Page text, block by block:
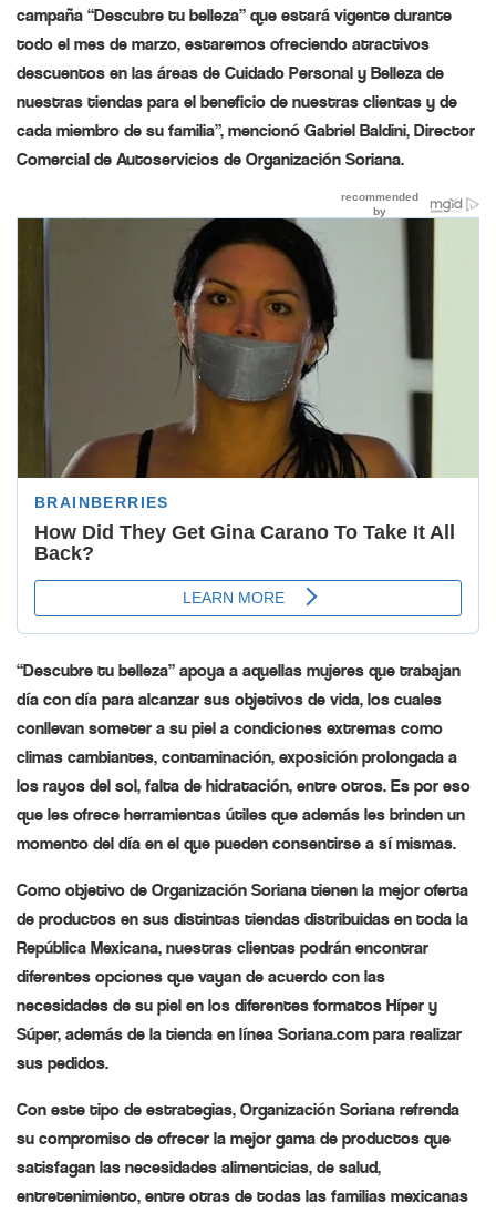
campaña “Descubre tu belleza” que estará vigente durante
todo el mes de marzo, estaremos ofreciendo atractivos
descuentos en las áreas de Cuidado Personal y Belleza de
nuestras tiendas para el beneficio de nuestras clientas y de
cada miembro de su familia”, mencionó Gabriel Baldini, Director
Comercial de Autoservicios de Organización Soriana.
“Descubre tu belleza” apoya a aquellas mujeres que trabajan
día con día para alcanzar sus objetivos de vida, los cuales
conllevan someter a su piel a condiciones extremas como
climas cambiantes, contaminación, exposición prolongada a
los rayos del sol, falta de hidratación, entre otros. Es por eso
que les ofrece herramientas útiles que además les brinden un
momento del día en el que pueden consentirse a sí mismas.
Como objetivo de Organización Soriana tienen la mejor oferta
de productos en sus distintas tiendas distribuidas en toda la
República Mexicana, nuestras clientas podrán encontrar
diferentes opciones que vayan de acuerdo con las
necesidades de su piel en los diferentes formatos Híper y
Súper, además de la tienda en línea Soriana.com para realizar
sus pedidos.
Con este tipo de estrategias, Organización Soriana refrenda
su compromiso de ofrecer la mejor gama de productos que
satisfagan las necesidades alimenticias, de salud,
entretenimiento, entre otras de todas las familias mexicanas